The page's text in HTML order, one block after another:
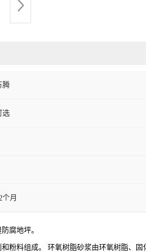
腾
选
个月
腐地坪。
粉料组成。 环氧树脂砂浆由环氧树脂、固